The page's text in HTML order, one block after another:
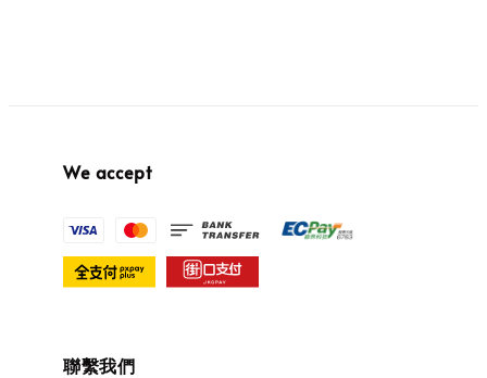
We accept
聯繫我們